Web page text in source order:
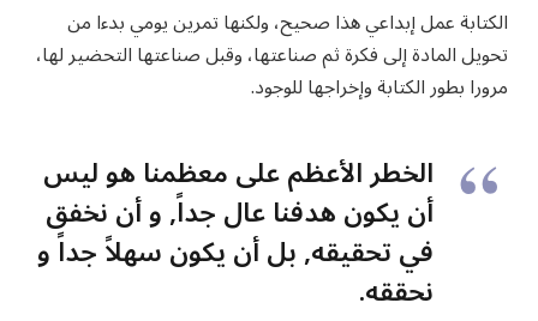
الكتابة عمل إبداعي هذا صحيح، ولكنها تمرين يومي بدءا من
تحويل المادة إلى فكرة ثم صناعتها، وقبل صناعتها التحضير لها،
مرورا بطور الكتابة وإخراجها للوجود.
الخطر الأعظم على معظمنا هو ليس
أن يكون هدفنا عال جداً, و أن نخفق
في تحقيقه, بل أن يكون سهلاً جداً و
نحققه.